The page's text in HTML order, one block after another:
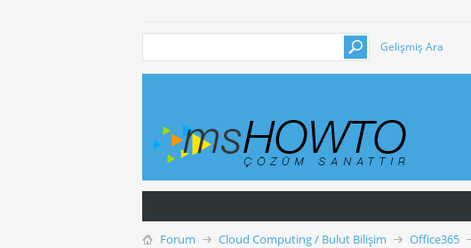
Gelişmiş Ara
Forum Cloud Computing / Bulut Bilişim Office365